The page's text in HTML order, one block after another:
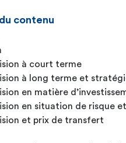
contenu
à court terme
à long terme et
en matière
en situation de risque
et prix de transfert